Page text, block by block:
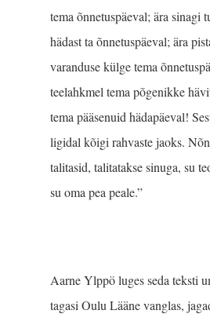
tema õnnetuspäeval; ära sinagi
hädast ta õnnetuspäeval; ära
varanduse külge tema
teelahkmel tema põgenikke
tema pääsenuid hädapäeval!
ligidal kõigi rahvaste jaoks.
talitasid, talitatakse sinuga, su
su oma pea peale.”
Aarne Ylppö luges seda teksti
tagasi Oulu Lääne vanglas,